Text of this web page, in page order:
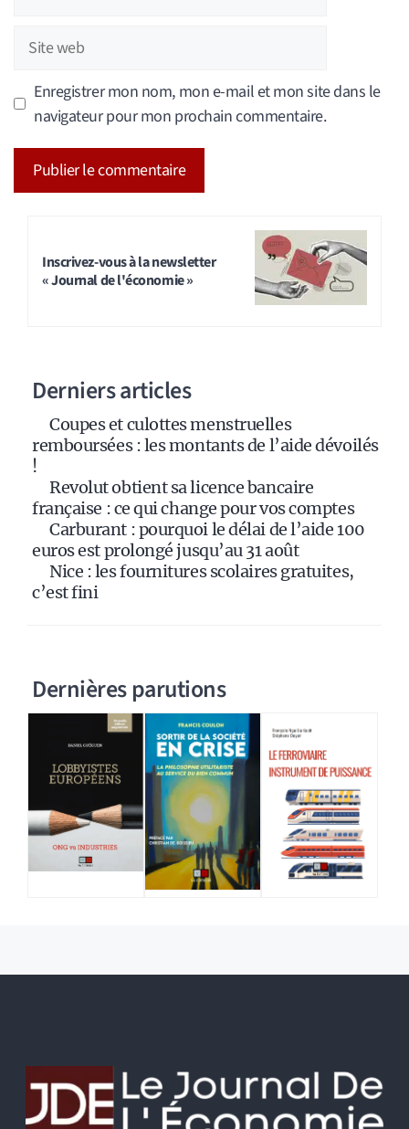
Site
web
Enregistrer mon nom, mon e-mail et mon site dans le
navigateur pour mon prochain commentaire.
Inscrivez-vous à la newsletter
« Journal de l'économie »
Derniers articles
Coupes et culottes menstruelles
remboursées : les montants de l’aide dévoilés
!
Revolut obtient sa licence bancaire
française : ce qui change pour vos comptes
Carburant : pourquoi le délai de l’aide 100
euros est prolongé jusqu’au 31 août
Nice : les fournitures scolaires gratuites,
c’est fini
Dernières parutions